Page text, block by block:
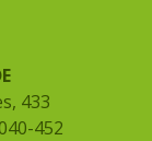
433
452